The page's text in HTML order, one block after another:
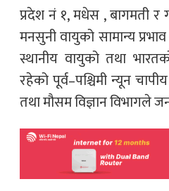
प्रदेश नं १, मधेस , बागमती र
मनसुनी वायुको सामान्य
स्थानीय वायुको तथा
रहेको पूर्व–पश्चिमी न्यून
तथा मौसम विज्ञान विभागले